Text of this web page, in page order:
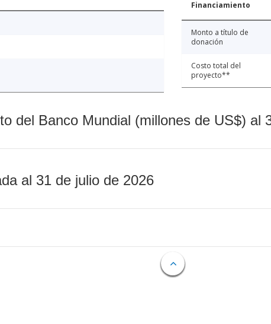
Financiamiento
Monto a título de
donación
Costo total del
proyecto**
del Banco Mundial (millones de US$) al
al 31 de julio de 2026